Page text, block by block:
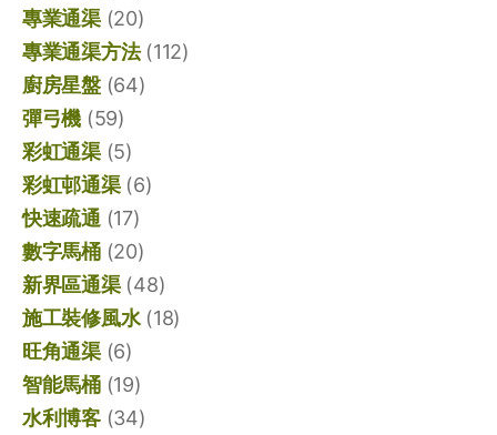
專業通渠(20)
專業通渠方法(112)
廚房星盤(64)
彈弓機 (59)
彩虹通渠(5)
彩虹邨通渠(6)
快速疏通 (17)
數字馬桶(20)
新界區通渠(48)
施工裝修風水(18)
旺角通渠(6)
智能馬桶(19)
水利博客(34)